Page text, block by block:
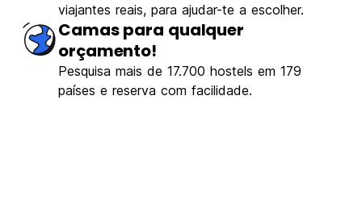
viajantes reais, para ajudar-te a escolher.
Camas para qualquer
orçamento!
Pesquisa mais de 17.700 hostels em 179
países e reserva com facilidade.